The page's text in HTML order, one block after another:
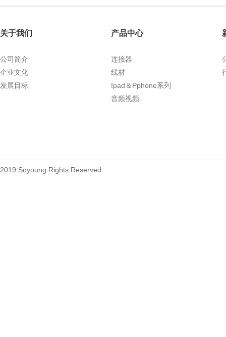
1.27mm (.050) Right Angle DIP
Type Female Connector 04-26Pin
关于我们
公司简介
企业文化
发展目标
产品中心
连接器
线材
Ipad＆Pphone系列
音频视频
2019 Soyoung Rights Reserved.